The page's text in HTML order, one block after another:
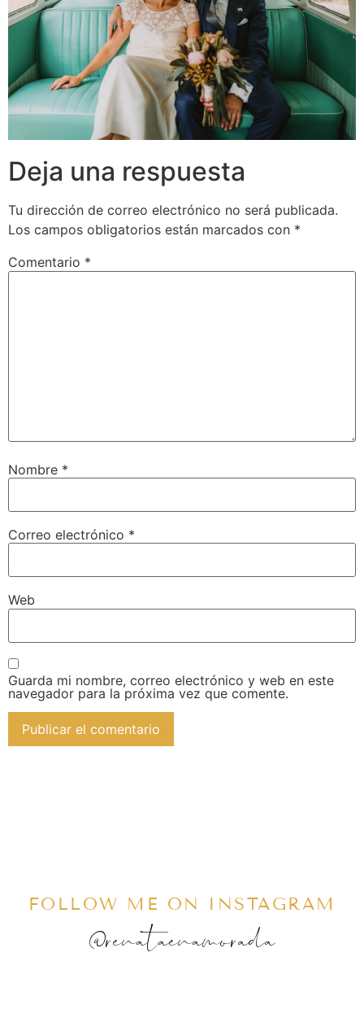
Deja una respuesta
Tu dirección de correo electrónico no será publicada.
Los campos obligatorios están marcados con *
Comentario *
Nombre *
Correo electrónico *
Web
Guarda mi nombre, correo electrónico y web en este
navegador para la próxima vez que comente.
FOLLOW ME ON INSTAGRAM
@renataenamorada